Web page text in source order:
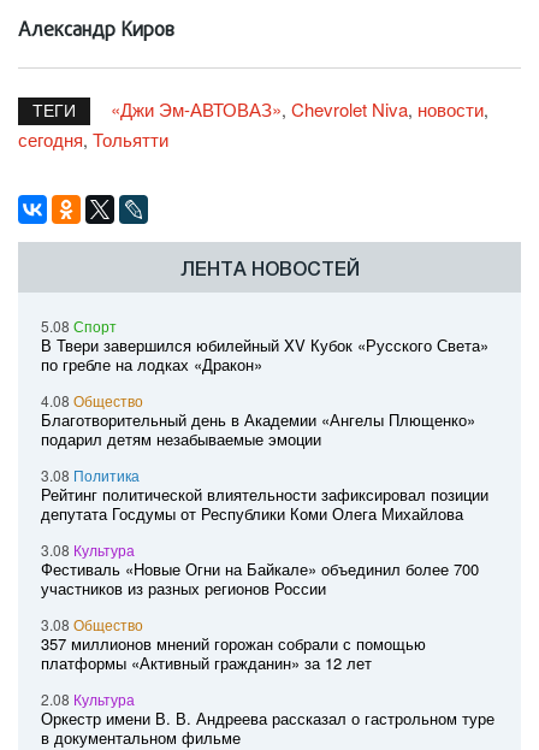
Александр Киров
ТЕГИ «Джи Эм-АВТОВАЗ», Chevrolet Niva, новости,
сегодня, Тольятти
ЛЕНТА НОВОСТЕЙ
5.08 Спорт
В Твери завершился юбилейный XV Кубок «Русского Света»
по гребле на лодках «Дракон»
4.08 Общество
Благотворительный день в Академии «Ангелы Плющенко»
подарил детям незабываемые эмоции
3.08 Политика
Рейтинг политической влиятельности зафиксировал позиции
депутата Госдумы от Республики Коми Олега Михайлова
3.08 Культура
Фестиваль «Новые Огни на Байкале» объединил более 700
участников из разных регионов России
3.08 Общество
357 миллионов мнений горожан собрали с помощью
платформы «Активный гражданин» за 12 лет
2.08 Культура
Оркестр имени В. В. Андреева рассказал о гастрольном туре
в документальном фильме